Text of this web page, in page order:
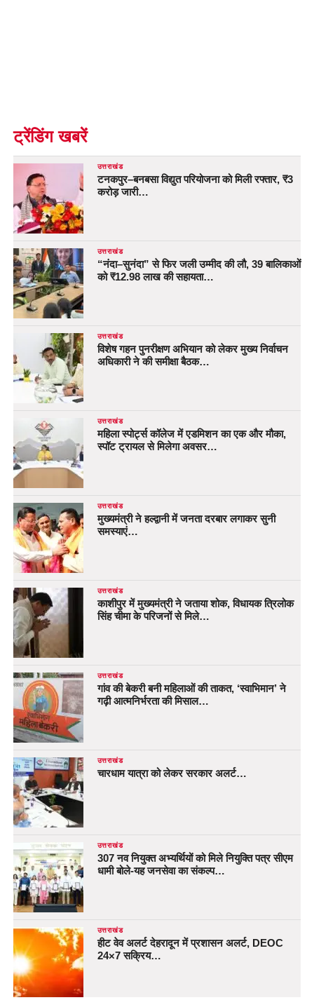
ट्रेंडिंग खबरें
उत्तराखंड
टनकपुर–बनबसा विद्युत परियोजना को मिली रफ्तार, ₹3
करोड़ जारी…
उत्तराखंड
“नंदा–सुनंदा” से फिर जली उम्मीद की लौ, 39 बालिकाओं
को ₹12.98 लाख की सहायता…
उत्तराखंड
विशेष गहन पुनरीक्षण अभियान को लेकर मुख्य निर्वाचन
अधिकारी ने की समीक्षा बैठक…
उत्तराखंड
महिला स्पोर्ट्स कॉलेज में एडमिशन का एक और मौका,
स्पॉट ट्रायल से मिलेगा अवसर…
उत्तराखंड
मुख्यमंत्री ने हल्द्वानी में जनता दरबार लगाकर सुनी
समस्याएं…
उत्तराखंड
काशीपुर में मुख्यमंत्री ने जताया शोक, विधायक त्रिलोक
सिंह चीमा के परिजनों से मिले…
उत्तराखंड
गांव की बेकरी बनी महिलाओं की ताकत, ‘स्वाभिमान’ ने
गढ़ी आत्मनिर्भरता की मिसाल…
उत्तराखंड
चारधाम यात्रा को लेकर सरकार अलर्ट…
उत्तराखंड
307 नव नियुक्त अभ्यर्थियों को मिले नियुक्ति पत्र सीएम
धामी बोले-यह जनसेवा का संकल्प…
उत्तराखंड
हीट वेव अलर्ट देहरादून में प्रशासन अलर्ट, DEOC
24×7 सक्रिय…